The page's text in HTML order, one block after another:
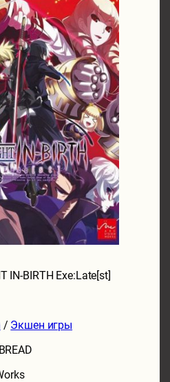
IN-BIRTH Exe:Late[st]
/ Экшен игры